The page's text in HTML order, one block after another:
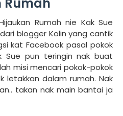
Rumah
Rumah nie Kak Sue
blogger Kolin yang cantik
kat Facebook pasal pokok
Sue pun teringin nak buat
misi mencari pokok-pokok
letakkan dalam rumah. Nak
takan nak main bantai ja